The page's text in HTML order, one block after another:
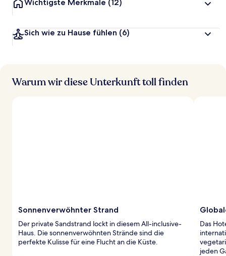
Wichtigste Merkmale (12)
Sich wie zu Hause fühlen (6)
Warum wir diese Unterkunft toll finden
Sonnenverwöhnter Strand
Der private Sandstrand lockt in diesem All-inclusive-
Haus. Die sonnenverwöhnten Strände sind die
perfekte Kulisse für eine Flucht an die Küste.
Das
jeden